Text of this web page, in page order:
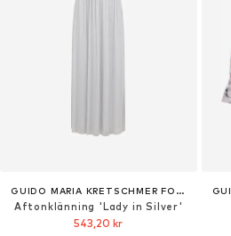
GUIDO MARIA KRETSCHMER FOR BRIDGERTON
Aftonklänning 'Lady in Silver'
543,20 kr